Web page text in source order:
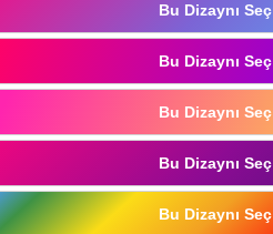
Bu Dizaynı Seç
Bu Dizaynı Seç
Bu Dizaynı Seç
Bu Dizaynı Seç
Bu Dizaynı Seç